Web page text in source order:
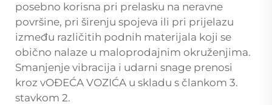
posebno korisna pri prelasku na neravne
površine, pri širenju spojeva ili pri prijelazu
između različitih podnih materijala koji se
obično nalaze u maloprodajnim okruženjima.
Smanjenje vibracija i udarni snage prenosi
kroz vOĐEĆA VOZIĆA u skladu s člankom 3.
stavkom 2.